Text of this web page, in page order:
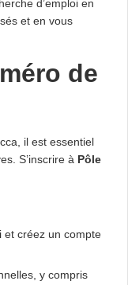
d’emploi en
et en vous
de
il est essentiel
S’inscrire à Pôle
et créez un compte
y compris